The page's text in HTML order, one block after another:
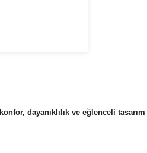
konfor, dayanıklılık ve eğlenceli tasarım